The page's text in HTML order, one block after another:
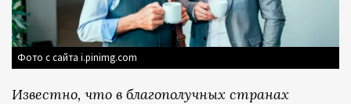
Фото с сайта i.pinimg.com
Известно, что в благополучных странах